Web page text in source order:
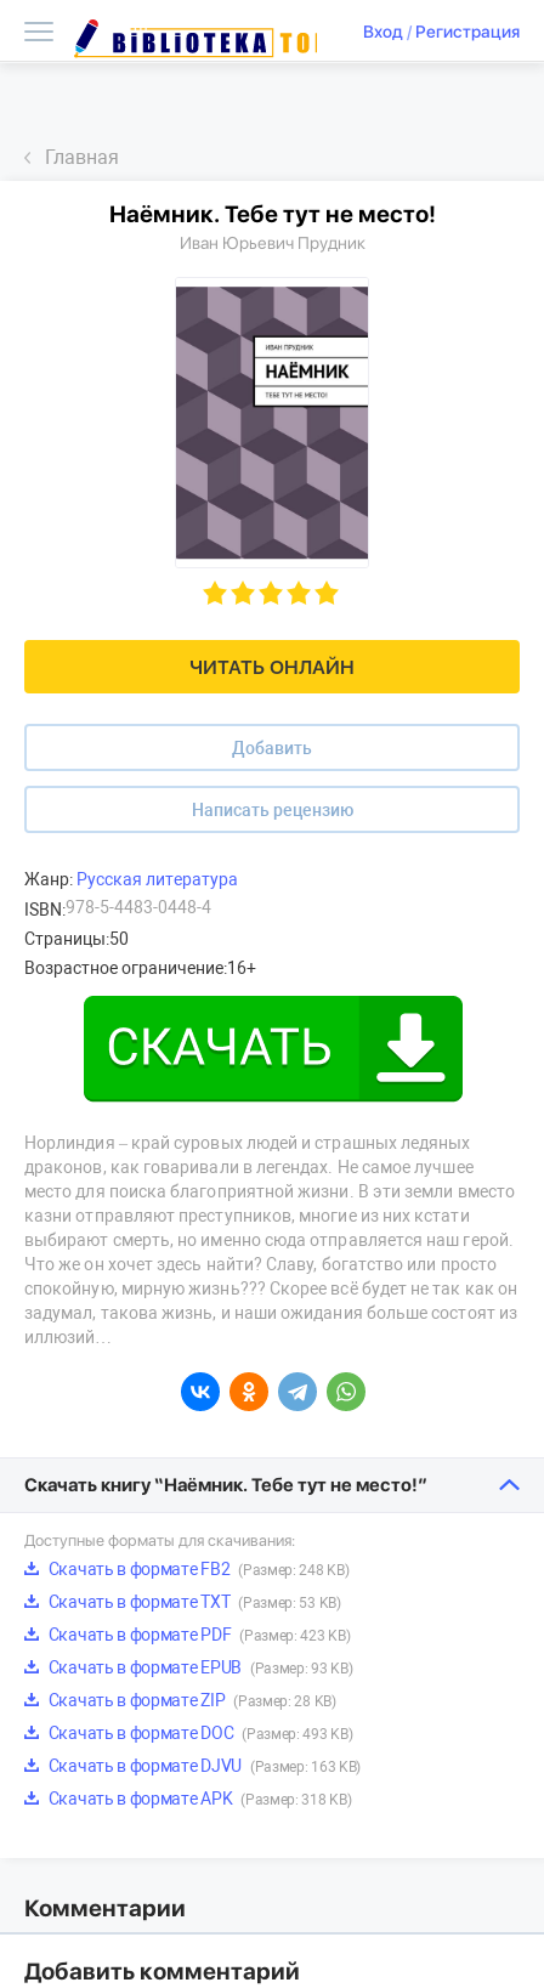
Вход/ Регистрация
Главная
ЧИТАТЬ ОНЛАЙН
Добавить
Написать рецензию
Наёмник. Тебе тут не место!
Иван Юрьевич Прудник
Жанр: Русская литература
ISBN:978-5-4483-0448-4
Страницы:50
Возрастное ограничение:16+
Норлиндия – край суровых людей и страшных ледяных
драконов, как говаривали в легендах. Не самое лучшее
место для поиска благоприятной жизни. В эти земли вместо
казни отправляют преступников, многие из них кстати
выбирают смерть, но именно сюда отправляется наш герой.
Что же он хочет здесь найти? Славу, богатство или просто
спокойную, мирную жизнь??? Скорее всё будет не так как он
задумал, такова жизнь, и наши ожидания больше состоят из
иллюзий…
Скачать книгу “Наёмник. Тебе тут не место!”
Доступные форматы для скачивания:
Скачать в формате FB2 (Размер: 248 KB)
Скачать в формате TXT (Размер: 53 KB)
Скачать в формате PDF (Размер: 423 KB)
Скачать в формате EPUB (Размер: 93 KB)
Скачать в формате ZIP (Размер: 28 KB)
Скачать в формате DOC (Размер: 493 KB)
Скачать в формате DJVU (Размер: 163 KB)
Скачать в формате APK (Размер: 318 KB)
Комментарии
Добавить комментарий